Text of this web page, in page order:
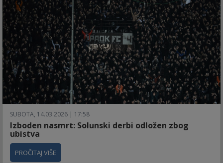
SUBOTA, 14.03.2026 | 17:58
Izboden nasmrt: Solunski derbi odložen zbog
ubistva
PROČITAJ VIŠE